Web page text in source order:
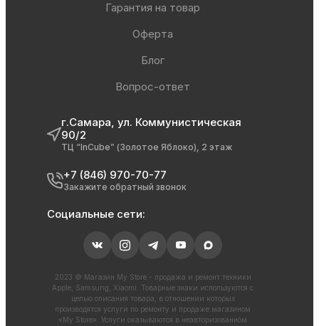
Гарантия на товар
Оферта
Блог
Вопрос-ответ
г.Самара, ул. Коммунистическая
90/2
ТЦ “InCube” (Золотое Яблоко), 2 этаж
+7 (846) 970-70-77
Закажите обратный звонок
Социальные сети:
2023 © Магазин My Store - продажа и ремонт техники
Apple, Samsung, Xiaomi. Товарные знаки используются с
целью описания товара, в отношении которых
производятся услуги по ремонту и продаже магазином
«My Store». Услуги оказываются в неавторизованном